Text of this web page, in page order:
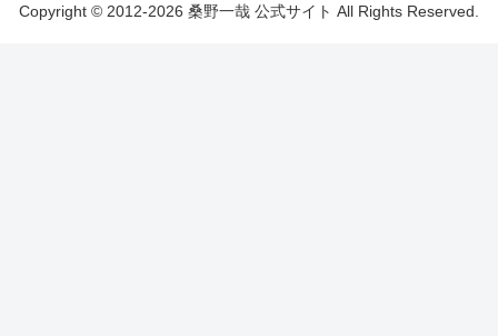
Copyright © 2012-2026 桑野一哉 公式サイト All Rights Reserved.